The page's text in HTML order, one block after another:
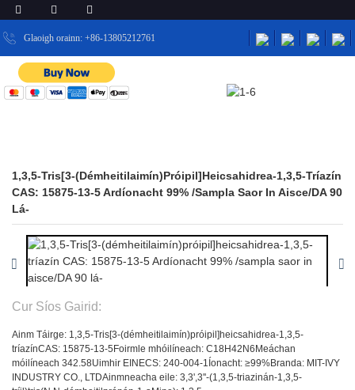
Glaoigh orainn: +86-13805212761
1,3,5-Tris[3-(démheitilaimín)próipil]heicsahidrea-1,3,5-Tríazín
CAS: 15875-13-5 Ardíonacht 99% /sampla Saor In Aisce/DA 90
Lá-
Cur Síos Gairid:
Ainm Táirge: 1,3,5-Tris[3-(démheitilaimín)próipil]heicsahidrea-1,3,5-
tríazínCAS: 15875-13-5 Foirmle mhóilíneach: C18H42N6 Meáchan
móilíneach 342.58Uimhir EINECS: 240-004-1 Íonacht: ≥99%Branda: MIT-IVY
INDUSTRY CO., LTDAinmneacha eile: 3,3',3''-(1,3,5-triazinán-1,3,5-